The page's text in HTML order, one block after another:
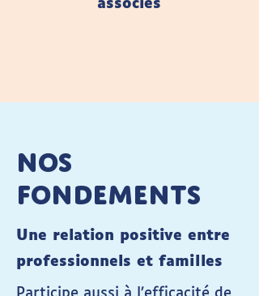
associés
NOS
FONDEMENTS
Une relation positive entre
professionnels et familles